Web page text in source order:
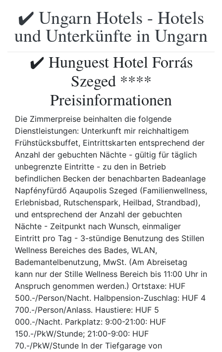
✔️ Ungarn Hotels - Hotels
und Unterkünfte in Ungarn
✔️ Hunguest Hotel Forrás
Szeged ****
Preisinformationen
Die Zimmerpreise beinhalten die folgende
Dienstleistungen: Unterkunft mir reichhaltigem
Frühstücksbuffet, Eintrittskarten entsprechend der
Anzahl der gebuchten Nächte - gültig für täglich
unbegrenzte Eintritte - zu den in Betrieb
befindlichen Becken der benachbarten Badeanlage
Napfényfürdő Aqaupolis Szeged (Familienwellness,
Erlebnisbad, Rutschenspark, Heilbad, Strandbad),
und entsprechend der Anzahl der gebuchten
Nächte - Zeitpunkt nach Wunsch, einmaliger
Eintritt pro Tag - 3-stündige Benutzung des Stillen
Wellness Bereiches des Bades, WLAN,
Bademantelbenutzung, MwSt. (Am Abreisetag
kann nur der Stille Wellness Bereich bis 11:00 Uhr in
Anspruch genommen werden.) Ortstaxe: HUF
500.-/Person/Nacht. Halbpension-Zuschlag: HUF 4
700.-/Person/Anlass. Haustiere: HUF 5
000.-/Nacht. Parkplatz: 9:00-21:00: HUF
150.-/PkW/Stunde; 21:00-9:00: HUF
70.-/PkW/Stunde In der Tiefgarage von